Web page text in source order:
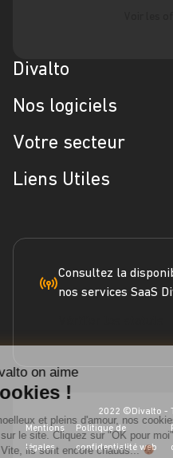
Divalto
Entreprise
Partenaires
Blog
Engagement RSE
Nos logiciels
ERP
CRM
Votre secteur
Industrie
Liens Utiles
Marketplace
Dossier ERP
Consultez la
nos services SaaS
2022 ©Divalto -
Mentions
légales
Politique de
confidentialité web
Chez Divalto on aime
Les cookies !
Tendres, moelleux et pleins
navigation sur le site. Cliquez sur
utilisation. Vite, ils sont encore